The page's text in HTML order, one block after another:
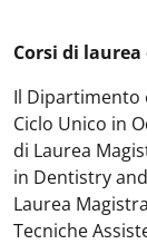
Corsi di
Il Dipartimento
Ciclo Unico in
di Laurea
in Dentistry
Laurea
Tecniche